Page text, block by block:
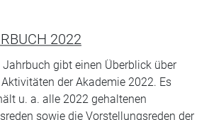
2022
Jahrbuch gibt einen Überblick über
der Akademie 2022. Es
u. a. alle 2022 gehaltenen
sowie die Vorstellungsreden der